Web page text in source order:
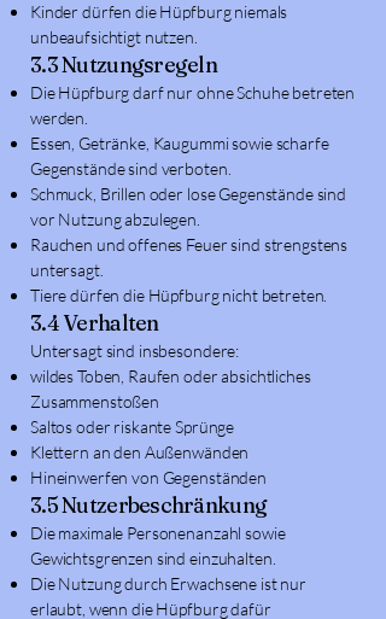
Kinder dürfen die Hüpfburg niemals
unbeaufsichtigt nutzen.
3.3 Nutzungsregeln
Die Hüpfburg darf nur ohne Schuhe betreten
werden.
Essen, Getränke, Kaugummi sowie scharfe
Gegenstände sind verboten.
Schmuck, Brillen oder lose Gegenstände sind
vor Nutzung abzulegen.
Rauchen und offenes Feuer sind strengstens
untersagt.
Tiere dürfen die Hüpfburg nicht betreten.
3.4 Verhalten
Untersagt sind insbesondere:
wildes Toben, Raufen oder absichtliches
Zusammenstoßen
Saltos oder riskante Sprünge
Klettern an den Außenwänden
Hineinwerfen von Gegenständen
3.5 Nutzerbeschränkung
Die maximale Personenanzahl sowie
Gewichtsgrenzen sind einzuhalten.
Die Nutzung durch Erwachsene ist nur
erlaubt, wenn die Hüpfburg dafür